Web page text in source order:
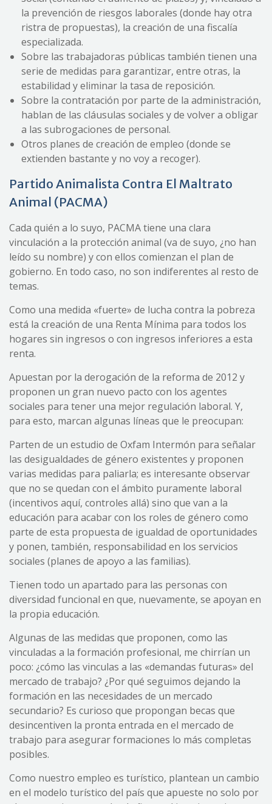
la prevención de riesgos laborales (donde hay otra
ristra de propuestas), la creación de una fiscalía
especializada.
Sobre las trabajadoras públicas también tienen una
serie de medidas para garantizar, entre otras, la
estabilidad y eliminar la tasa de reposición.
Sobre la contratación por parte de la administración,
hablan de las cláusulas sociales y de volver a obligar
a las subrogaciones de personal.
Otros planes de creación de empleo (donde se
extienden bastante y no voy a recoger).
Partido Animalista Contra El Maltrato
Animal (PACMA)
Cada quién a lo suyo, PACMA tiene una clara
vinculación a la protección animal (va de suyo, ¿no han
leído su nombre) y con ellos comienzan el plan de
gobierno. En todo caso, no son indiferentes al resto de
temas.
Como una medida «fuerte» de lucha contra la pobreza
está la creación de una Renta Mínima para todos los
hogares sin ingresos o con ingresos inferiores a esta
renta.
Apuestan por la derogación de la reforma de 2012 y
proponen un gran nuevo pacto con los agentes
sociales para tener una mejor regulación laboral. Y,
para esto, marcan algunas líneas que le preocupan:
Parten de un estudio de Oxfam Intermón para señalar
las desigualdades de género existentes y proponen
varias medidas para paliarla; es interesante observar
que no se quedan con el ámbito puramente laboral
(incentivos aquí, controles allá) sino que van a la
educación para acabar con los roles de género como
parte de esta propuesta de igualdad de oportunidades
y ponen, también, responsabilidad en los servicios
sociales (planes de apoyo a las familias).
Tienen todo un apartado para las personas con
diversidad funcional en que, nuevamente, se apoyan en
la propia educación.
Algunas de las medidas que proponen, como las
vinculadas a la formación profesional, me chirrían un
poco: ¿cómo las vinculas a las «demandas futuras» del
mercado de trabajo? ¿Por qué seguimos dejando la
formación en las necesidades de un mercado
secundario? Es curioso que propongan becas que
desincentiven la pronta entrada en el mercado de
trabajo para asegurar formaciones lo más completas
posibles.
Como nuestro empleo es turístico, plantean un cambio
en el modelo turístico del país que apueste no solo por